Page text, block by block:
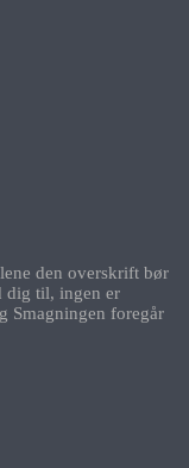
den overskrift bør
dig til, ingen er
Smagningen foregår